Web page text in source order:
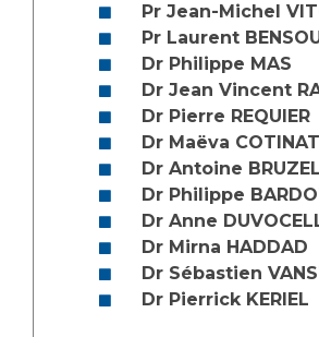
Qualité
Nos indicateurs qualité et de
Protection des données
Sécurité
Pr Jean-Michel
Pr Laurent
Dr Philippe MAS
Dr Jean Vincent
Dr Pierre REQUIER
Dr Maëva COTINAT
Dr Antoine BRUZEL
Dr Philippe
Dr Anne
Dr Mirna HADDAD
Dr Sébastien
Dr Pierrick KERIEL